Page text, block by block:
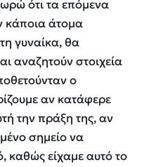
ότι τα επόμενα
κάποια άτομα
γυναίκα, θα
αναζητούν στοιχεία
ο
αν κατάφερε
την πράξη της, αν
σημείο να
καθώς είχαμε αυτό το